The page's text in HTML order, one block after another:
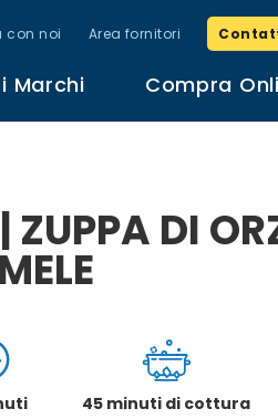
con noi Area fornitori
Marchi Compra
ZUPPA DI
45 minuti di cottura